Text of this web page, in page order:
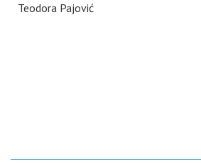
Teodora Pajović